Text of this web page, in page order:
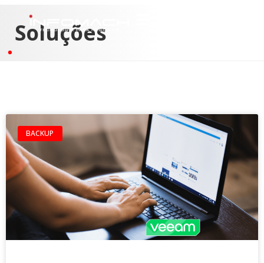
Soluções
BACKUP